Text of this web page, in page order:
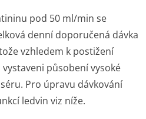
pod 50 ml/min se
denní doporučená dávka
vzhledem k postižení
působení vysoké
Pro úpravu dávkování
ledvin viz níže.